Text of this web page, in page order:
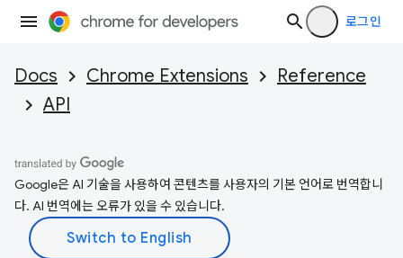
로그인
Docs Chrome Extensions
Reference
API
Google은 AI 기술을 사용하여 콘텐츠를 사용자의 기본 언어로 번역합니
다. AI 번역에는 오류가 있을 수 있습니다.